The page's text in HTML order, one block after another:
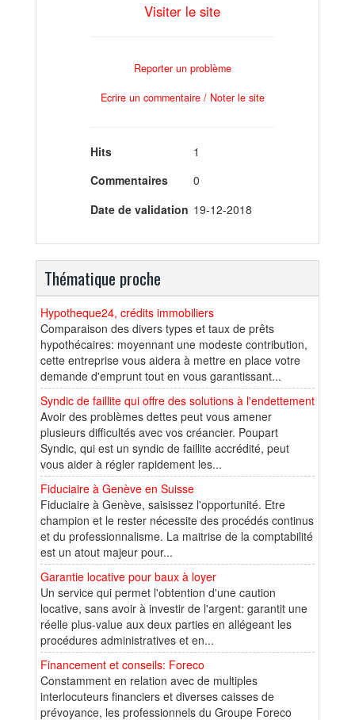
Visiter le site
Reporter un problème
Ecrire un commentaire / Noter le site
Hits
1
Commentaires
0
Date de validation 19-12-2018
Thématique proche
Hypotheque24, crédits immobiliers
Comparaison des divers types et taux de prêts
hypothécaires: moyennant une modeste contribution,
cette entreprise vous aidera à mettre en place votre
demande d'emprunt tout en vous garantissant...
Syndic de faillite qui offre des solutions à l'endettement
Avoir des problèmes dettes peut vous amener
plusieurs difficultés avec vos créancier. Poupart
Syndic, qui est un syndic de faillite accrédité, peut
vous aider à régler rapidement les...
Fiduciaire à Genève en Suisse
Fiduciaire à Genève, saisissez l'opportunité. Etre
champion et le rester nécessite des procédés continus
et du professionnalisme. La maitrise de la comptabilité
est un atout majeur pour...
Garantie locative pour baux à loyer
Un service qui permet l'obtention d'une caution
locative, sans avoir à investir de l'argent: garantit une
réelle plus-value aux deux parties en allégeant les
procédures administratives et en...
Financement et conseils: Foreco
Constamment en relation avec de multiples
interlocuteurs financiers et diverses caisses de
prévoyance, les professionnels du Groupe Foreco